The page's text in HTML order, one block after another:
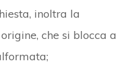
inoltra la
che si blocca a